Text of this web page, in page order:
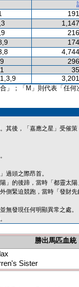
」；「M」則代表「任何
其後，「嘉應之星」受催
過頭之際昂首。
」的後蹄，當時「都靈太
側緊迫競跑，當時「發財
無發現任何明顯異常之處。
勝出馬匹血統
Sister